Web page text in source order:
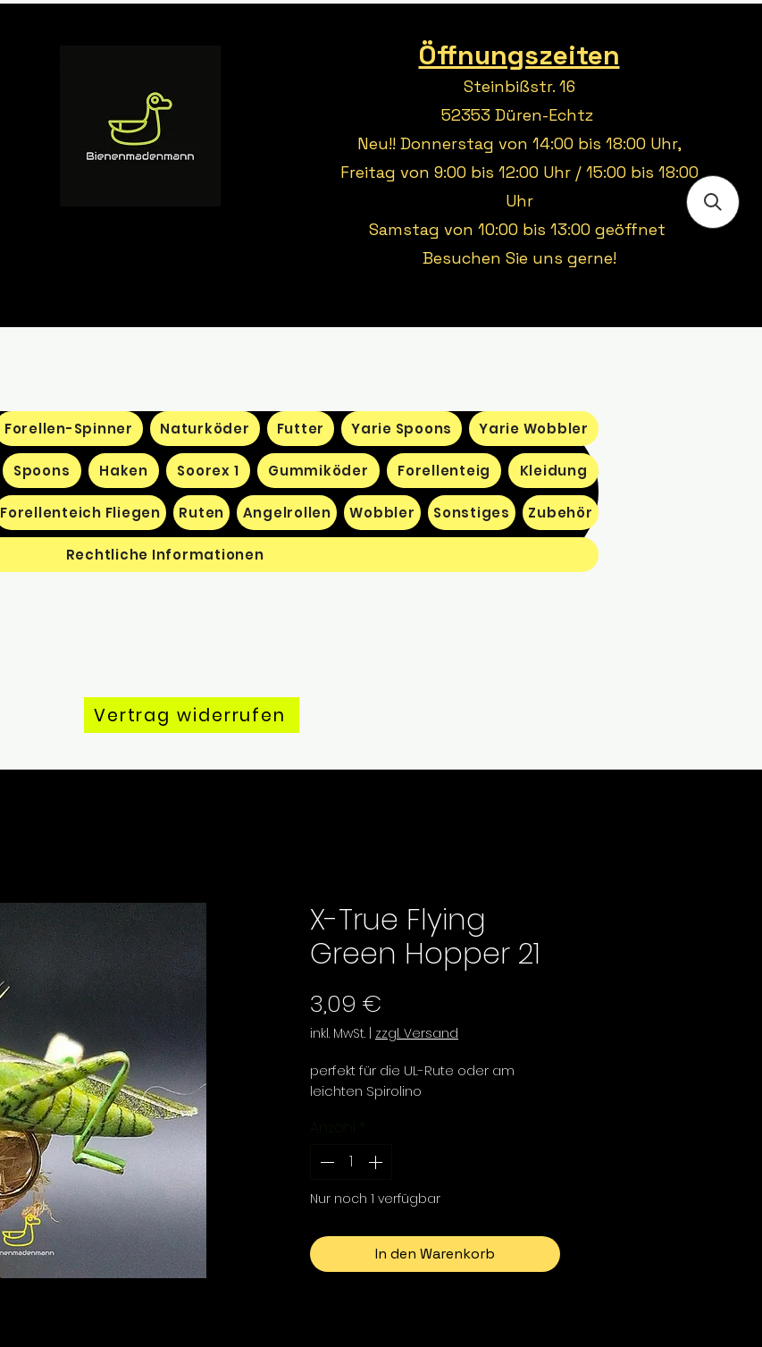
Öffnungszeiten
Steinbißstr. 16
52353 Düren-Echtz
Neu!! Donnerstag von 14:00 bis 18:00 Uhr,
Freitag von 9:00 bis 12:00 Uhr / 15:00 bis 18:00
Uhr
Samstag von 10:00 bis 13:00 geöffnet
Besuchen Sie uns gerne!
Forellen-Spinner Naturköder Futter Yarie Spoons Yarie Wobbler
Spoons Haken Soorex 1 Gummiköder Forellenteig Kleidung
Forellenteich Fliegen Ruten Angelrollen Wobbler Sonstiges Zubehör
Rechtliche Informationen
Vertrag widerrufen
X-True Flying
Green Hopper 21
3,09 €
inkl. MwSt. zzgl. Versand
perfekt für die UL-Rute oder am
leichten Spirolino
Nur noch 1 verfügbar
In den Warenkorb